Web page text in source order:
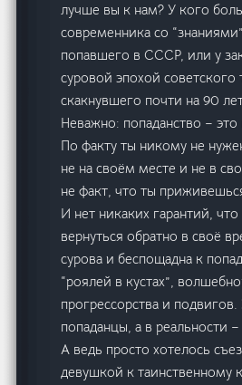
лучше вы к нам? У кого
современника со
попавшего в СССР, или у
суровой эпохой советского
скакнувшего почти на 90
Неважно: попаданство –
По факту ты никому не
не на своём месте и не в
не факт, что ты
И нет никаких гарантий, что
вернуться обратно в своё
сурова и беспощадна к
“роялей в кустах”,
прогрессорства и подвигов.
попаданцы, а в реальности
А ведь просто хотелось
девушкой к таинственному